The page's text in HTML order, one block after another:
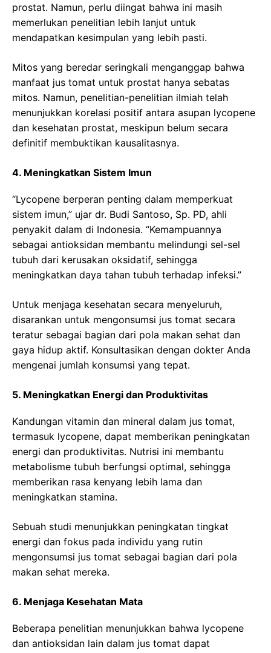
prostat. Namun, perlu diingat bahwa ini masih
memerlukan penelitian lebih lanjut untuk
mendapatkan kesimpulan yang lebih pasti.
Mitos yang beredar seringkali menganggap bahwa
manfaat jus tomat untuk prostat hanya sebatas
mitos. Namun, penelitian-penelitian ilmiah telah
menunjukkan korelasi positif antara asupan lycopene
dan kesehatan prostat, meskipun belum secara
definitif membuktikan kausalitasnya.
4. Meningkatkan Sistem Imun
“Lycopene berperan penting dalam memperkuat
sistem imun,” ujar dr. Budi Santoso, Sp. PD, ahli
penyakit dalam di Indonesia. “Kemampuannya
sebagai antioksidan membantu melindungi sel-sel
tubuh dari kerusakan oksidatif, sehingga
meningkatkan daya tahan tubuh terhadap infeksi.”
Untuk menjaga kesehatan secara menyeluruh,
disarankan untuk mengonsumsi jus tomat secara
teratur sebagai bagian dari pola makan sehat dan
gaya hidup aktif. Konsultasikan dengan dokter Anda
mengenai jumlah konsumsi yang tepat.
5. Meningkatkan Energi dan Produktivitas
Kandungan vitamin dan mineral dalam jus tomat,
termasuk lycopene, dapat memberikan peningkatan
energi dan produktivitas. Nutrisi ini membantu
metabolisme tubuh berfungsi optimal, sehingga
memberikan rasa kenyang lebih lama dan
meningkatkan stamina.
Sebuah studi menunjukkan peningkatan tingkat
energi dan fokus pada individu yang rutin
mengonsumsi jus tomat sebagai bagian dari pola
makan sehat mereka.
6. Menjaga Kesehatan Mata
Beberapa penelitian menunjukkan bahwa lycopene
dan antioksidan lain dalam jus tomat dapat